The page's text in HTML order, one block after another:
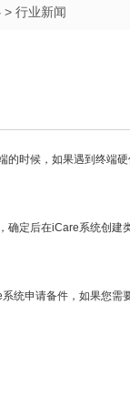
> 行业新闻
的时候，如果遇到终端
确定后在iCare系统创建
统申请备件，如果您需